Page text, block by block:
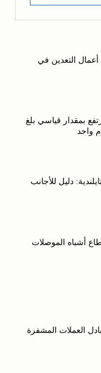
التعدين في
بمقدار قياسي بلغ
دليل للأجانب
أشباه الموصلات
العملات المشفرة